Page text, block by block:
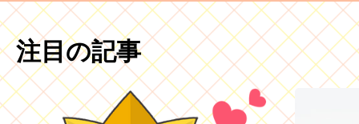
注目の記事